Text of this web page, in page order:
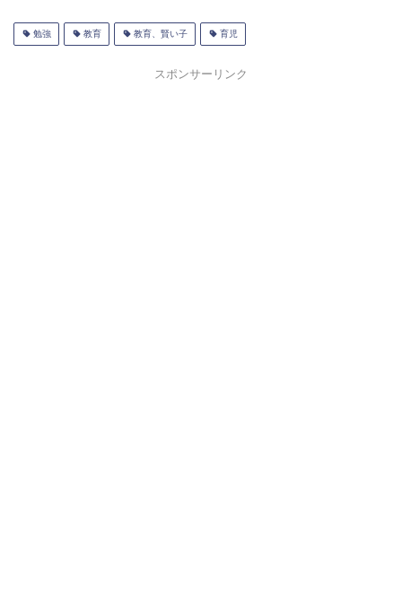
勉強 教育 教育、賢い子 育児
スポンサーリンク